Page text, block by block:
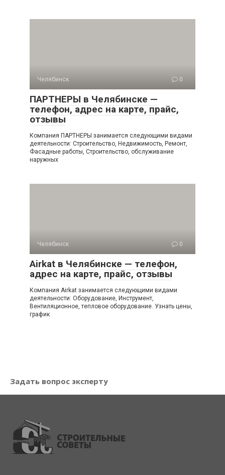
Челябинск 0
ПАРТНЕРЫ в Челябинске —
телефон, адрес на карте, прайс,
отзывы
Компания ПАРТНЕРЫ занимается следующими видами
деятельности: Строительство, Недвижимость, Ремонт,
Фасадные работы, Строительство, обслуживание
наружных
Челябинск 0
Airkat в Челябинске — телефон,
адрес на карте, прайс, отзывы
Компания Airkat занимается следующими видами
деятельности: Оборудование, Инструмент,
Вентиляционное, тепловое оборудование. Узнать цены,
график
Задать вопрос эксперту